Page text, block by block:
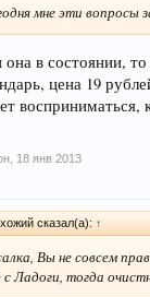
мне эти вопросы
она в состоянии,
цена 19
18 янв 2013
сказал(а): ↑
Вы не совсем
с Ладоги, тогда